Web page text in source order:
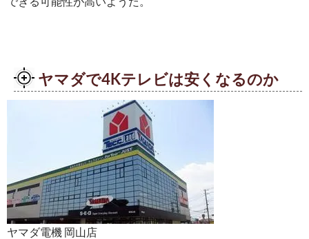
ヤマダで4Kテレビは安くなるのか
ヤマダ電機 岡山店